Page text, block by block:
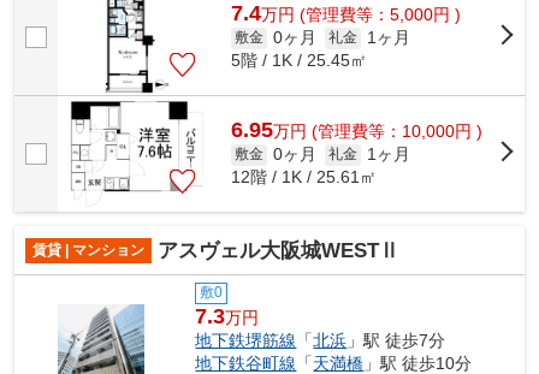
7.4万円 (管理費等：5,000円 )
敷金 0ヶ月 礼金
1ヶ月
5階 / 1K / 25.45㎡
6.95万円 (管理費等：10,000円 )
敷金 0ヶ月 礼金
1ヶ月
12階 / 1K / 25.61㎡
賃貸 | マンション アスヴェル大阪城WESTⅡ
敷0
7.3万円
地下鉄堺筋線 「北浜 」駅 徒歩7分
地下鉄谷町線 「天満橋 」駅 徒歩10分